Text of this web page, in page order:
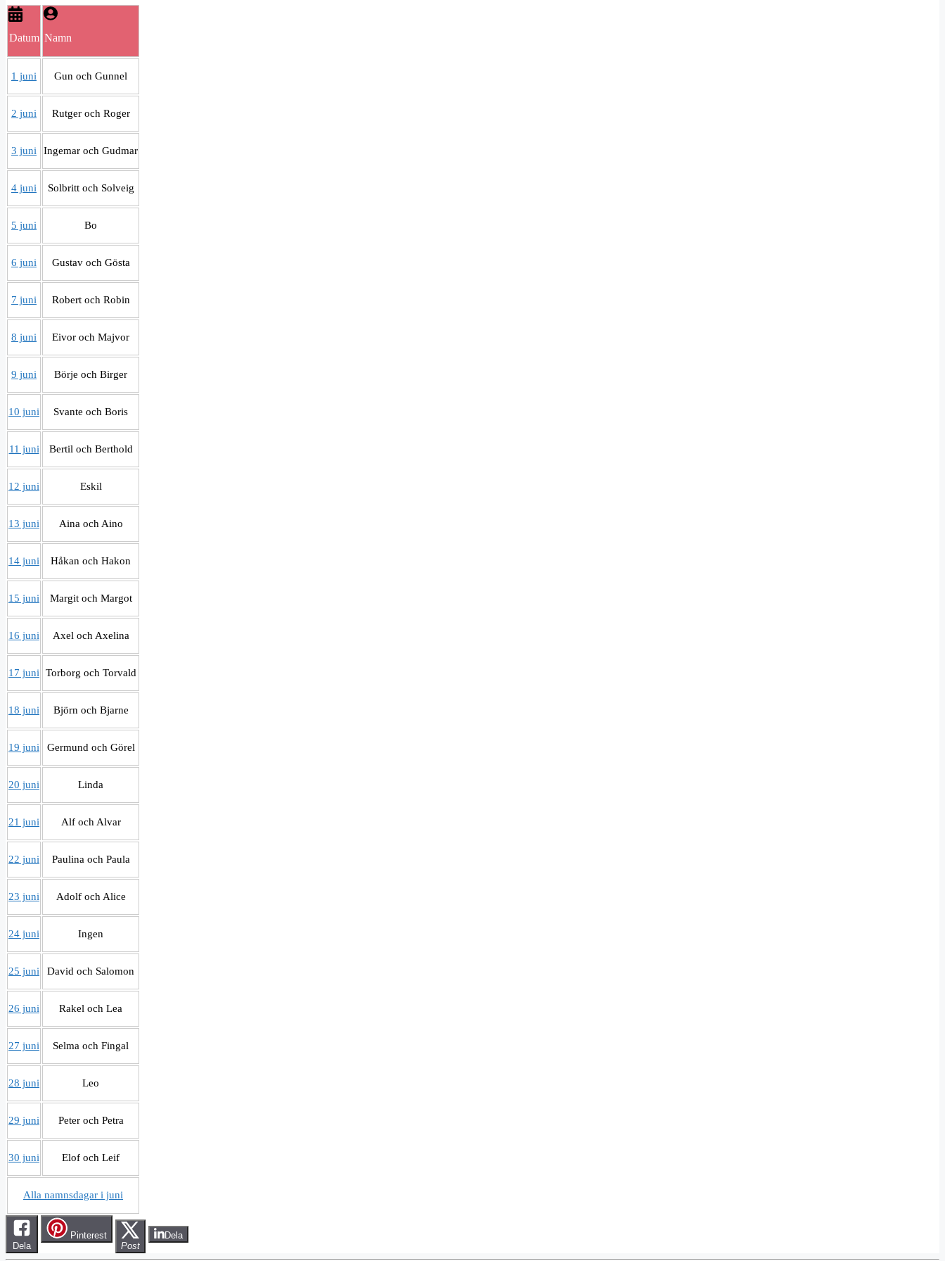
Datum Namn
1 juni Gun och Gunnel
2 juni Rutger och Roger
3 juni Ingemar och Gudmar
4 juni Solbritt och Solveig
5 juni Bo
6 juni Gustav och Gösta
7 juni Robert och Robin
8 juni Eivor och Majvor
9 juni Börje och Birger
10 juni Svante och Boris
11 juni Bertil och Berthold
12 juni Eskil
13 juni Aina och Aino
14 juni Håkan och Hakon
15 juni Margit och Margot
16 juni Axel och Axelina
17 juni Torborg och Torvald
18 juni Björn och Bjarne
19 juni Germund och Görel
20 juni Linda
21 juni Alf och Alvar
22 juni Paulina och Paula
23 juni Adolf och Alice
24 juni Ingen
25 juni David och Salomon
26 juni Rakel och Lea
27 juni Selma och Fingal
28 juni Leo
29 juni Peter och Petra
30 juni Elof och Leif
Alla namnsdagar i juni
Dela
Pinterest
Post
Dela